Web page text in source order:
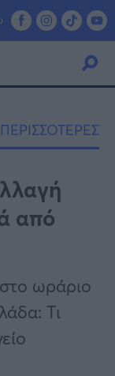
ΠΕΡΙΣΣΟΤΕΡΕΣ
από
ωράριο
Τι